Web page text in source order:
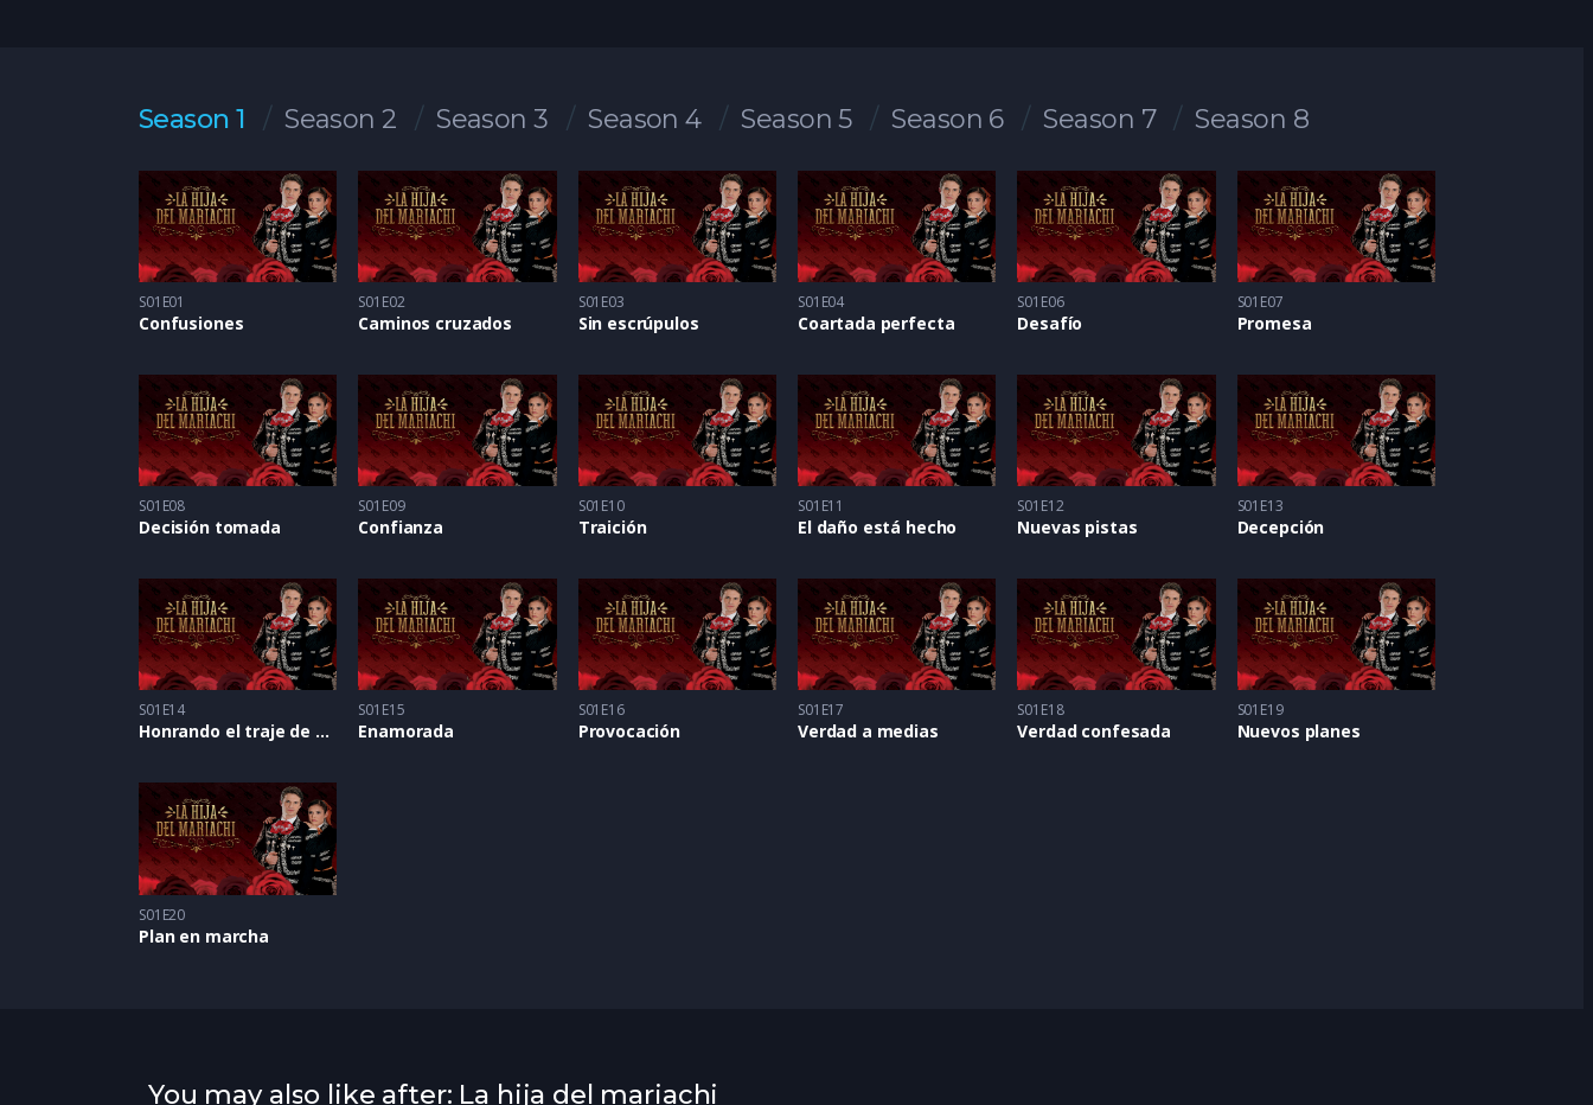
Season 1 Season 2 Season 3 Season 4 Season 5 Season 6 Season 7 Season 8
S01E01
Confusiones
S01E02
Caminos cruzados
S01E03
Sin escrúpulos
S01E04
Coartada perfecta
S01E06
Desafío
S01E07
Promesa
S01E08
Decisión tomada
S01E09
Confianza
S01E10
Traición
S01E11
El daño está hecho
S01E12
Nuevas pistas
S01E13
Decepción
S01E14
Honrando el traje de charro
S01E15
Enamorada
S01E16
Provocación
S01E17
Verdad a medias
S01E18
Verdad confesada
S01E19
Nuevos planes
S01E20
Plan en marcha
You may also like after: La hija del mariachi